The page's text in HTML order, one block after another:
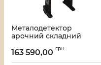
Металодетектор
арочний складний
13777
Артикул:13_10327/13777
163 590,00 грн